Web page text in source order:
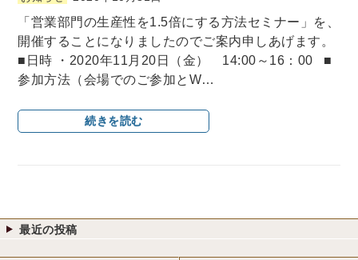
「営業部門の生産性を1.5倍にする方法セミナー」を、
開催することになりましたのでご案内申しあげます。
■日時 ・2020年11月20日（金） 14:00～16：00 ■
参加方法（会場でのご参加とW…
続きを読む
最近の投稿